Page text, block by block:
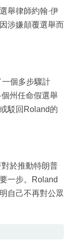
舉律師約翰·伊
涉嫌顛覆選舉而
一個多步驟計
州任命假選舉
駁回Roland的
於推動特朗普
一步。Roland
自己不再對公眾